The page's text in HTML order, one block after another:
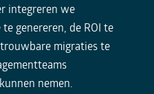
integreren we
genereren, de ROI te
migraties te
nemen.